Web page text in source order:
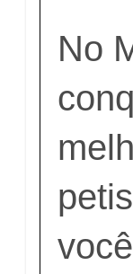
No